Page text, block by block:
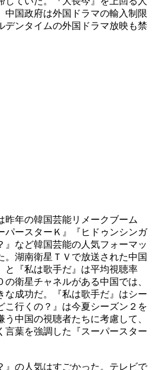
中国政府は外国ドラマの輸入制限
デンタイムの外国ドラマ放映も禁
昨年の韓国芸能リメークブーム
パースターＫ』『ヒドゥンシンガ
』など韓国芸能の人気フォーマッ
。湖南衛星ＴＶで放送された中国
と『私は歌手だ』は平均視聴率
衛星チャネルがある中国では、
な成功だ。『私は歌手だ』はシー
こ行くの？』は今夏シーズン２を
中国の視聴者たちに考慮して、
言葉を強調した『スーパースター
』の人気はすごかった。テレビで